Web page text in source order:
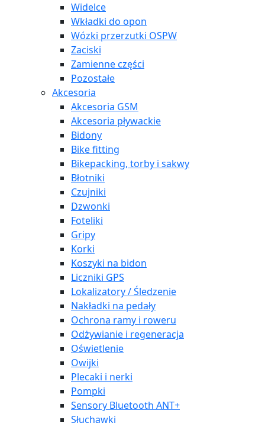
Widelce
Wkładki do opon
Wózki przerzutki OSPW
Zaciski
Zamienne części
Pozostałe
Akcesoria
Akcesoria GSM
Akcesoria pływackie
Bidony
Bike fitting
Bikepacking, torby i sakwy
Błotniki
Czujniki
Dzwonki
Foteliki
Gripy
Korki
Koszyki na bidon
Liczniki GPS
Lokalizatory / Śledzenie
Nakładki na pedały
Ochrona ramy i roweru
Odżywianie i regeneracja
Oświetlenie
Owijki
Plecaki i nerki
Pompki
Sensory Bluetooth ANT+
Słuchawki